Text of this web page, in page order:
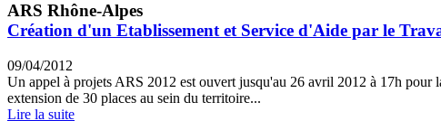
ARS Rhône-Alpes
Création d'un Etablissement et Service d'Aide par le
09/04/2012
Un appel à projets ARS 2012 est ouvert jusqu'au 26 avril 2012 à 17h
extension de 30 places au sein du territoire...
Lire la suite